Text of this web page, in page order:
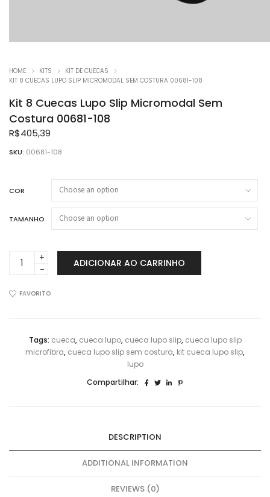
HOME KITS
KIT DE CUECAS
KIT 8 CUECAS LUPO SLIP MICROMODAL SEM COSTURA 00681-108
Kit 8 Cuecas Lupo Slip Micromodal Sem
Costura 00681-108
R$405,39
SKU: 00681-108
COR
TAMANHO
Lupo
Costura
00681-
ADICIONAR AO CARRINHO
FAVORITO
Tags: cueca, cueca lupo, cueca lupo slip, cueca lupo slip
microfibra, cueca lupo slip sem costura, kit cueca lupo slip,
lupo
Compartilhar:
DESCRIPTION
ADDITIONAL INFORMATION
REVIEWS (0)